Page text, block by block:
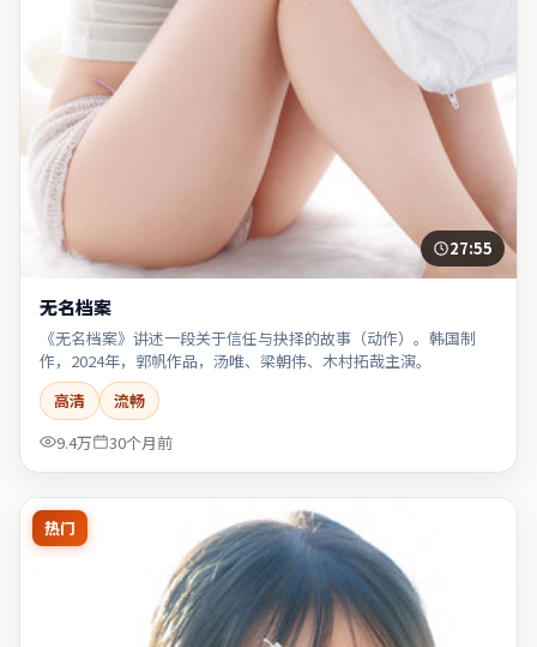
27:55
无名档案
《无名档案》讲述一段关于信任与抉择的故事（动作）。韩国制
作，2024年，郭帆作品，汤唯、梁朝伟、木村拓哉主演。
高清
流畅
9.4万
30个月前
热门